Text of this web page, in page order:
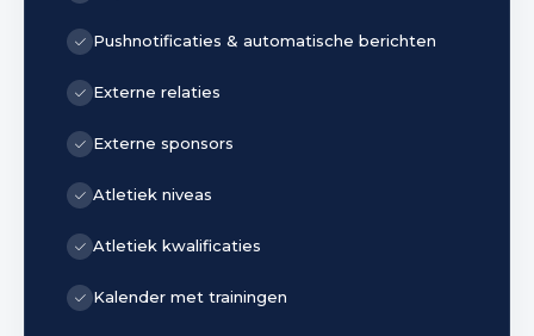
Pushnotificaties & automatische berichten
Externe relaties
Externe sponsors
Atletiek niveas
Atletiek kwalificaties
Kalender met trainingen